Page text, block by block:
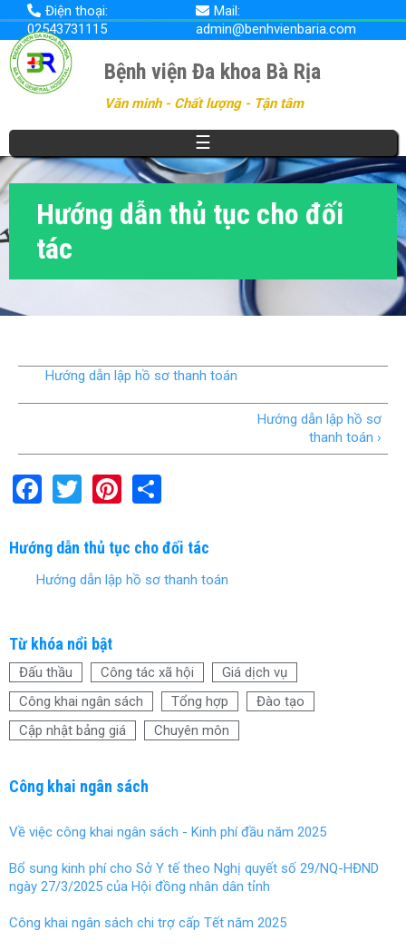
Nhảy
đến
nội
dung
Điện thoại:
02543731115
Mail:
admin@benhvienbaria.com
Bệnh viện Đa khoa Bà Rịa
Văn minh - Chất lượng - Tận tâm
☰
Hướng dẫn thủ tục cho đối
tác
Hướng dẫn lập hồ sơ thanh toán
Hướng dẫn lập hồ sơ
thanh toán ›
F
ce
b
o
k
T
tt
er
Pi
er
es
ar
e
Hướng dẫn thủ tục cho đối tác
Hướng dẫn lập hồ sơ thanh toán
Từ khóa nổi bật
Đấu thầu Công tác xã hội
Giá dịch vụ
Công khai ngân sách
Tổng hợp
Đào tạo
Cập nhật bảng giá
Chuyên môn
Công khai ngân sách
Về việc công khai ngân sách - Kinh phí đầu năm 2025
Bổ sung kinh phí cho Sở Y tế theo Nghị quyết số 29/NQ-HĐND
ngày 27/3/2025 của Hội đồng nhân dân tỉnh
Công khai ngân sách chi trợ cấp Tết năm 2025